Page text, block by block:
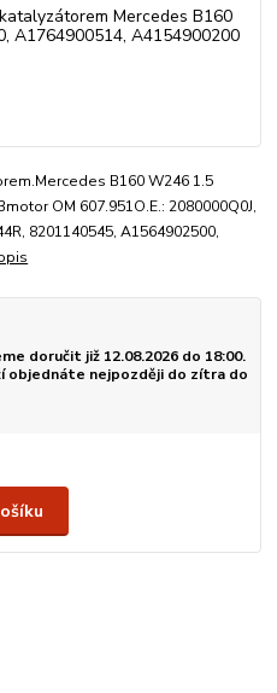
B160 W246 1.5
OM 607.951O.E.: 2080000Q0J,
8201140545, A1564902500,
doručit již 12.08.2026 do 18:00.
objednáte nejpozději do zítra do